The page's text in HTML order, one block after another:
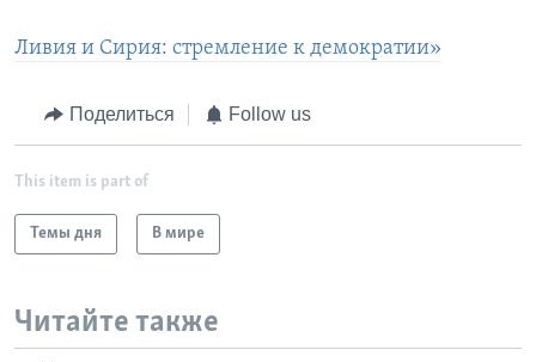
Ливия и Сирия: стремление к демократии»
Поделиться Follow us
This item is part of
Темы дня В мире
Читайте также